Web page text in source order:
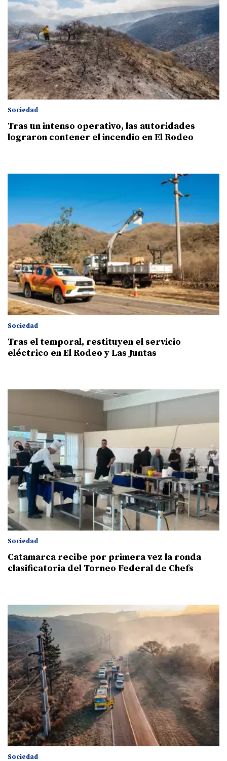
Sociedad
Tras un intenso operativo, las autoridades
lograron contener el incendio en El Rodeo
Sociedad
Tras el temporal, restituyen el servicio
eléctrico en El Rodeo y Las Juntas
Sociedad
Catamarca recibe por primera vez la ronda
clasificatoria del Torneo Federal de Chefs
Sociedad